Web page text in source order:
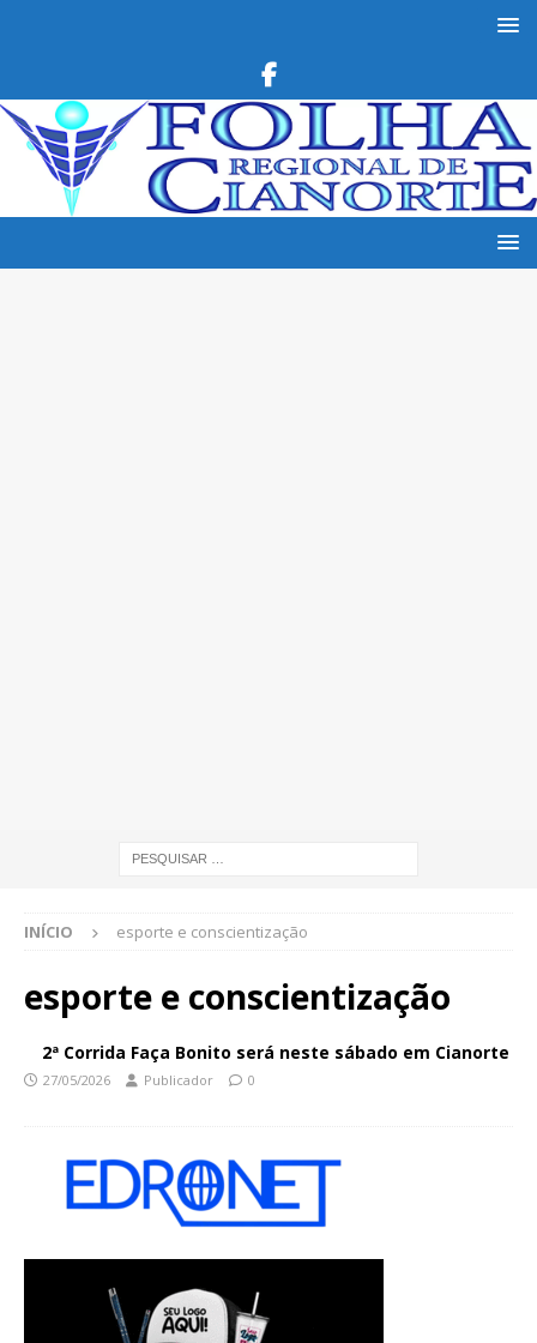
INÍCIO esporte e conscientização
esporte e conscientização
2ª Corrida Faça Bonito será neste sábado em Cianorte
27/05/2026 Publicador 0